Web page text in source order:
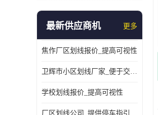
最新供应商机 更多
焦作厂区划线报价_提高可视性
卫辉市小区划线厂家_便于交通管理
学校划线报价_提高可视性
厂区划线公司_提供停车指引